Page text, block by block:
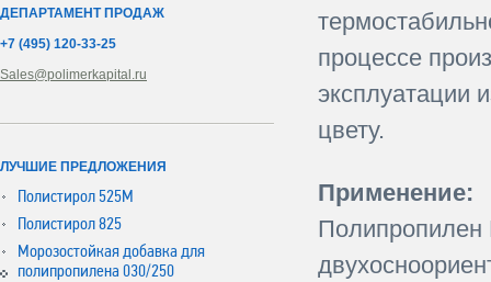
ДЕПАРТАМЕНТ ПРОДАЖ
+7 (495) 120-33-25
Sales@polimerkapital.ru
ЛУЧШИЕ ПРЕДЛОЖЕНИЯ
Полистирол 525М
Полистирол 825
Морозостойкая добавка для
полипропилена 030/250
процессе
эксплуатации
цвету.
Применение:
Полипропилен